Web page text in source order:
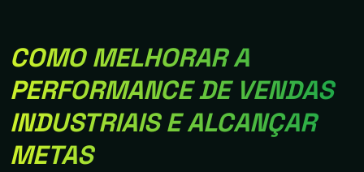
COMO MELHORAR A
PERFORMANCE DE VENDAS
INDUSTRIAIS E ALCANÇAR
METAS